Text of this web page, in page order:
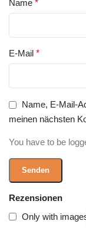
Rezensionen
Only with
Name *
E-Mail *
Name, E-Mail-
meinen nächsten
You have to be